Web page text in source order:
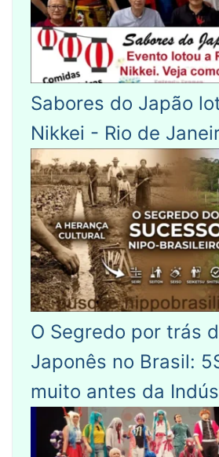
Sabores do Japão
Nikkei - Rio de
O Segredo por trás
Japonês no Brasil:
muito antes da